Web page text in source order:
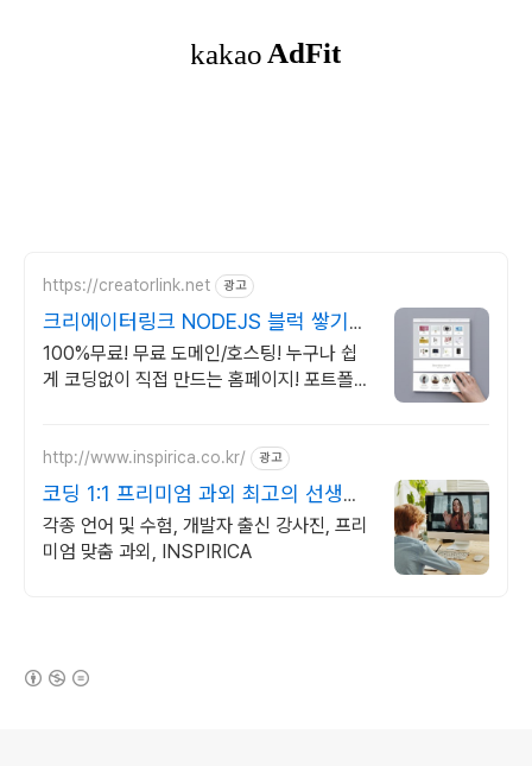
https://creatorlink.net 광고
크리에이터링크 NODEJS 블럭 쌓기로
만드는 홈페이지
100%무료! 무료 도메인/호스팅! 누구나 쉽
게 코딩없이 직접 만드는 홈페이지! 포트폴리
http://www.inspirica.co.kr/ 광고
코딩 1:1 프리미엄 과외 최고의 선생님
들과 함께
각종 언어 및 수험, 개발자 출신 강사진, 프리
미엄 맞춤 과외, INSPIRICA